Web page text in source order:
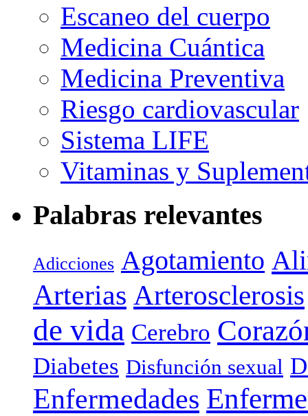
Escaneo del cuerpo
Medicina Cuántica
Medicina Preventiva
Riesgo cardiovascular
Sistema LIFE
Vitaminas y
Palabras relevantes
Adicciones Agotamiento
Arterias Arterosclerosis
de vida Cerebro
Diabetes Disfunción sexual
Enfermedades